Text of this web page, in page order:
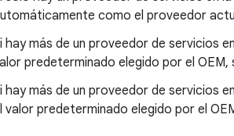
como el proveedor
hay más de un proveedor de servicios
predeterminado elegido por el
hay más de un proveedor de servicios
valor predeterminado elegido por el